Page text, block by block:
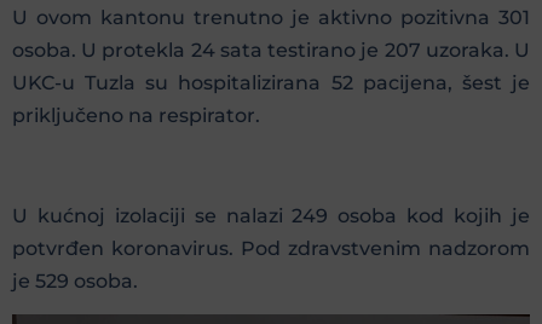
U ovom kantonu trenutno je aktivno pozitivna 301
osoba. U protekla 24 sata testirano je 207 uzoraka. U
UKC-u Tuzla su hospitalizirana 52 pacijena, šest je
priključeno na respirator.
U kućnoj izolaciji se nalazi 249 osoba kod kojih je
potvrđen koronavirus. Pod zdravstvenim nadzorom
je 529 osoba.